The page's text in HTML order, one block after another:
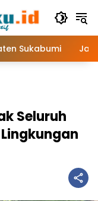
Sukabumi
Seluruh